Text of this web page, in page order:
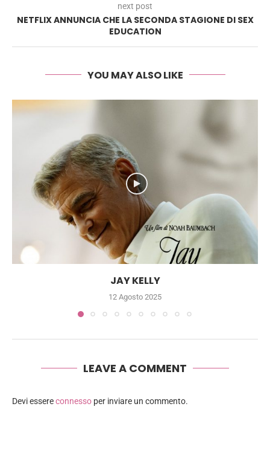
next post
NETFLIX ANNUNCIA CHE LA SECONDA STAGIONE DI SEX
EDUCATION
YOU MAY ALSO LIKE
JAY KELLY
12 Agosto 2025
LEAVE A COMMENT
Devi essereconnesso per inviare un commento.